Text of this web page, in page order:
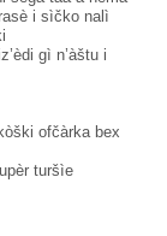
i sìčko nalì
gì n’àštu i
ofčàrka bex
turšìe